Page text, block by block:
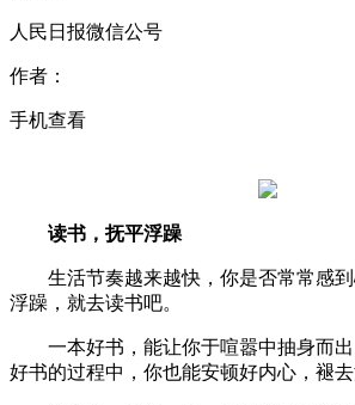
人民日报微信公号
作者：
手机查看
读书，抚平浮躁
生活节奏越来越快，你是否常常感
浮躁，就去读书吧。
一本好书，能让你于喧嚣中抽身而
好书的过程中，你也能安顿好内心，褪去